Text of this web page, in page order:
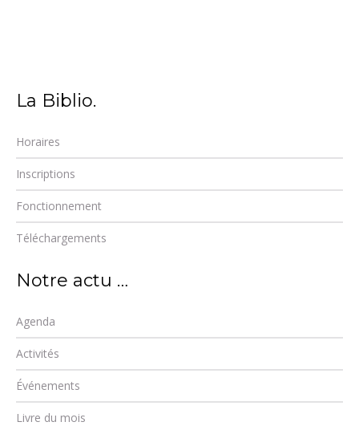
La Biblio.
Horaires
Inscriptions
Fonctionnement
Téléchargements
Notre actu …
Agenda
Activités
Événements
Livre du mois